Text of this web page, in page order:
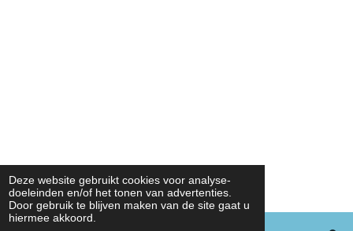
Deze website gebruikt cookies voor analyse-
doeleinden en/of het tonen van advertenties.
Door gebruik te blijven maken van de site gaat u
hiermee akkoord.